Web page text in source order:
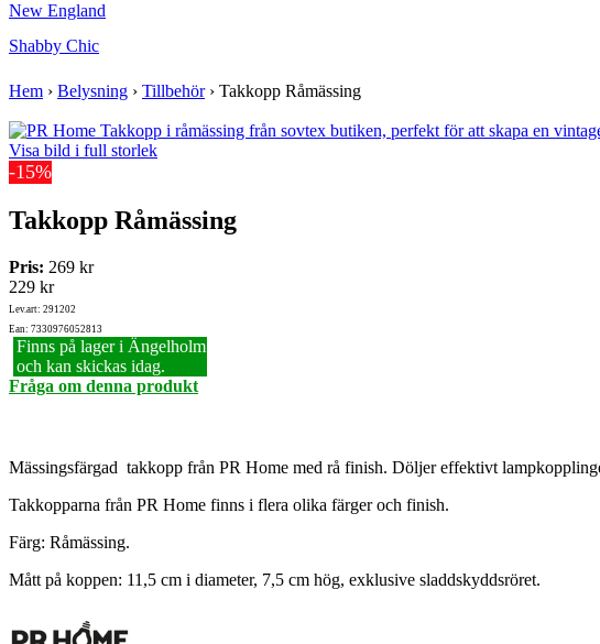
New England
Shabby Chic
Hem › Belysning › Tillbehör› Takkopp Råmässing
Visa bild i full storlek
-15%
Takkopp Råmässing
Pris: 269 kr
229 kr
Lev.art: 291202
Ean: 7330976052813
Finns på lager i Ängelholm
och kan skickas idag.
Fråga om denna produkt
Mässingsfärgad takkopp från PR Home med rå finish. Döljer effektivt
Takkopparna från PR Home finns i flera olika färger och finish.
Färg: Råmässing.
Mått på koppen: 11,5 cm i diameter, 7,5 cm hög, exklusive sladdskyddsröret.